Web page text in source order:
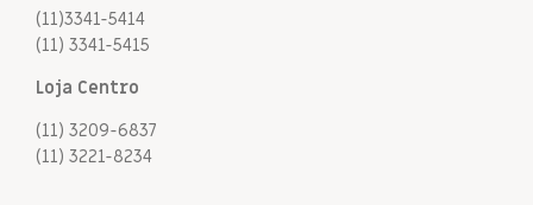
(11)3341-5414
(11) 3341-5415
Loja Centro
(11) 3209-6837
(11) 3221-8234